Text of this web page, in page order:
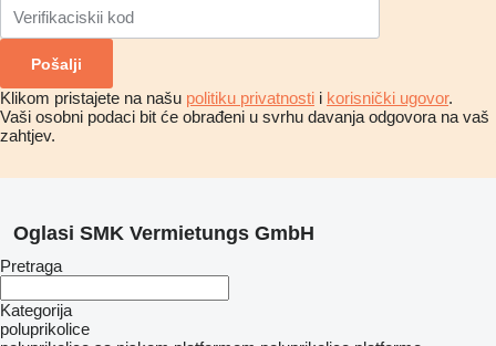
Klikom pristajete na našu politiku privatnosti i korisnički ugovor.
Vaši osobni podaci bit će obrađeni u svrhu davanja odgovora na vaš
zahtjev.
Oglasi SMK Vermietungs GmbH
Pretraga
Kategorija
poluprikolice